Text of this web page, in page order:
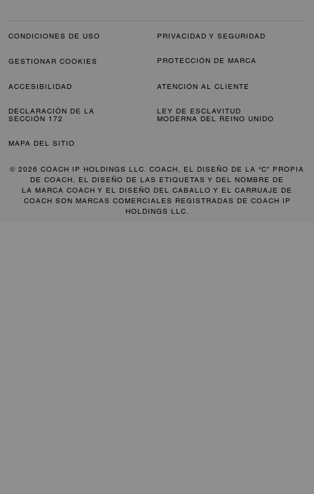
CONDICIONES DE USO PRIVACIDAD Y SEGURIDAD
GESTIONAR COOKIES PROTECCIÓN DE MARCA
ACCESIBILIDAD ATENCIÓN AL CLIENTE
DECLARACIÓN DE LA
SECCIÓN 172
LEY DE ESCLAVITUD
MODERNA DEL REINO UNIDO
MAPA DEL SITIO
© 2026 COACH IP HOLDINGS LLC. COACH, EL DISEÑO DE LA “C” PROPIA
DE COACH, EL DISEÑO DE LAS ETIQUETAS Y DEL NOMBRE DE
LA MARCA COACH Y EL DISEÑO DEL CABALLO Y EL CARRUAJE DE
COACH SON MARCAS COMERCIALES REGISTRADAS DE COACH IP
HOLDINGS LLC.